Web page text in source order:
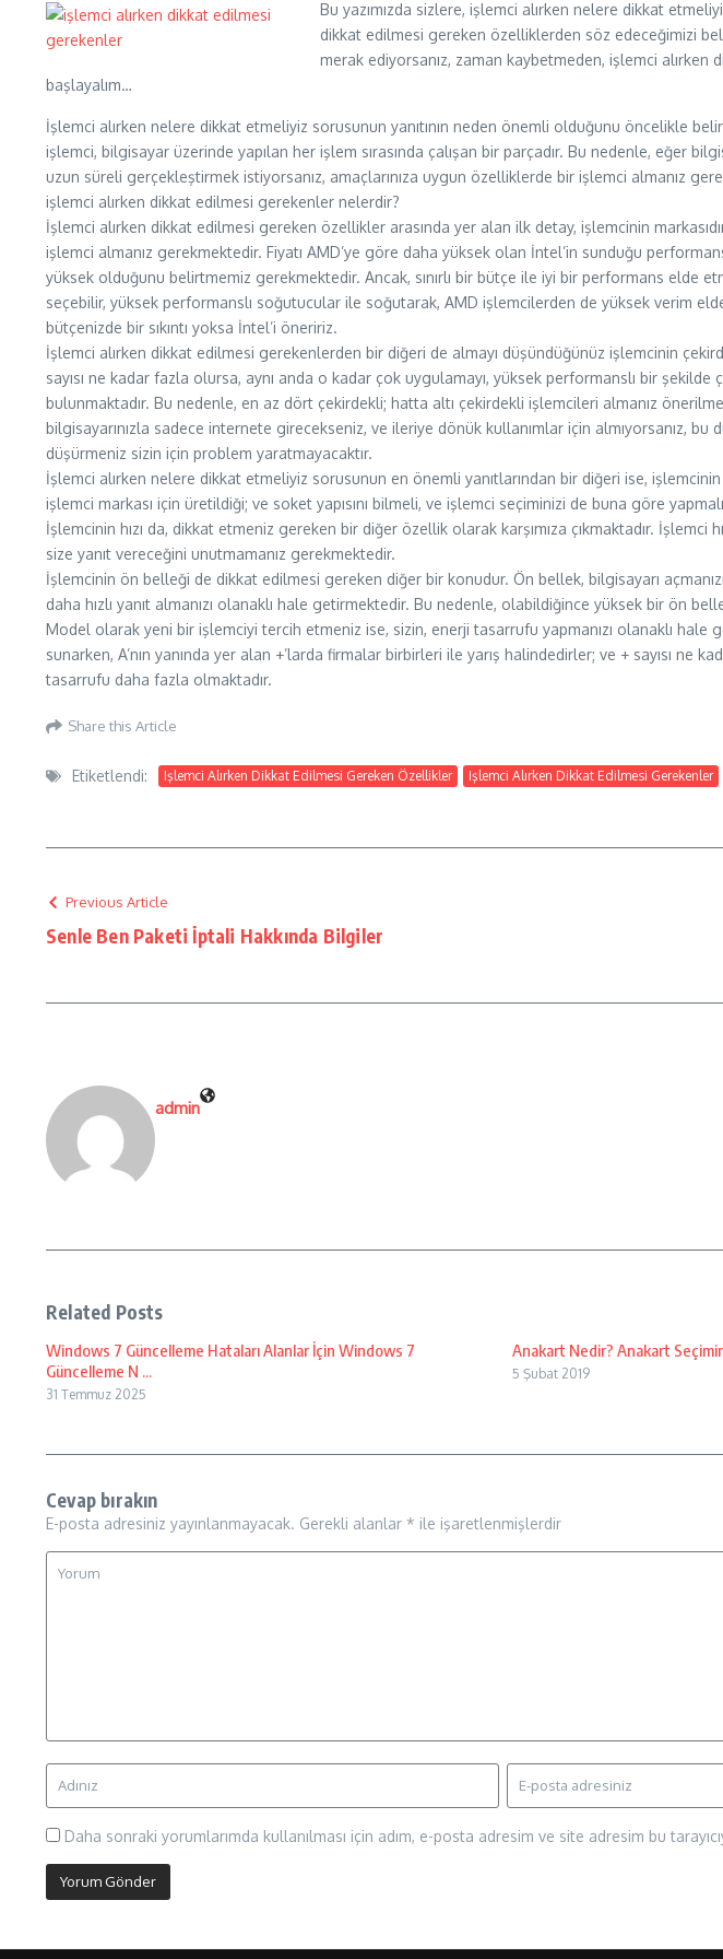
Bu yazımızda sizlere, işlemci alırken nelere dikkat
dikkat edilmesi gereken özelliklerden söz edeceğimizi
merak ediyorsanız, zaman kaybetmeden, işlemci
başlayalım…
İşlemci alırken nelere dikkat etmeliyiz sorusunun yanıtının neden önemli olduğunu öncelikle
işlemci, bilgisayar üzerinde yapılan her işlem sırasında çalışan bir parçadır. Bu nedenle, eğer
uzun süreli gerçekleştirmek istiyorsanız, amaçlarınıza uygun özelliklerde bir işlemci almanız
işlemci alırken dikkat edilmesi gerekenler nelerdir?
İşlemci alırken dikkat edilmesi gereken özellikler arasında yer alan ilk detay, işlemcinin
işlemci almanız gerekmektedir. Fiyatı AMD’ye göre daha yüksek olan İntel’in sunduğu
yüksek olduğunu belirtmemiz gerekmektedir. Ancak, sınırlı bir bütçe ile iyi bir performans elde
seçebilir, yüksek performanslı soğutucular ile soğutarak, AMD işlemcilerden de yüksek verim
bütçenizde bir sıkıntı yoksa İntel’i öneririz.
İşlemci alırken dikkat edilmesi gerekenlerden bir diğeri de almayı düşündüğünüz işlemcinin
sayısı ne kadar fazla olursa, aynı anda o kadar çok uygulamayı, yüksek performanslı bir şekilde
bulunmaktadır. Bu nedenle, en az dört çekirdekli; hatta altı çekirdekli işlemcileri almanız
bilgisayarınızla sadece internete girecekseniz, ve ileriye dönük kullanımlar için almıyorsanız, bu
düşürmeniz sizin için problem yaratmayacaktır.
İşlemci alırken nelere dikkat etmeliyiz sorusunun en önemli yanıtlarından bir diğeri ise,
işlemci markası için üretildiği; ve soket yapısını bilmeli, ve işlemci seçiminizi de buna göre
İşlemcinin hızı da, dikkat etmeniz gereken bir diğer özellik olarak karşımıza çıkmaktadır.
size yanıt vereceğini unutmamanız gerekmektedir.
İşlemcinin ön belleği de dikkat edilmesi gereken diğer bir konudur. Ön bellek, bilgisayarı
daha hızlı yanıt almanızı olanaklı hale getirmektedir. Bu nedenle, olabildiğince yüksek bir ön
Model olarak yeni bir işlemciyi tercih etmeniz ise, sizin, enerji tasarrufu yapmanızı olanaklı
sunarken, A’nın yanında yer alan +’larda firmalar birbirleri ile yarış halindedirler; ve + sayısı
tasarrufu daha fazla olmaktadır.
Share this Article
Etiketlendi: Işlemci Alırken Dikkat Edilmesi Gereken Özellikler Işlemci Alırken Dikkat Edilmesi Gerekenler
Previous Article
Senle Ben Paketi İptali Hakkında Bilgiler
admin
Related Posts
Windows 7 Güncelleme Hataları Alanlar İçin Windows 7
Güncelleme N ...
31 Temmuz 2025
Anakart Nedir? Anakart
5 Şubat 2019
Cevap bırakın
E-posta adresiniz yayınlanmayacak. Gerekli alanlar * ile işaretlenmişlerdir
Daha sonraki yorumlarımda kullanılması için adım, e-posta adresim ve site adresim bu